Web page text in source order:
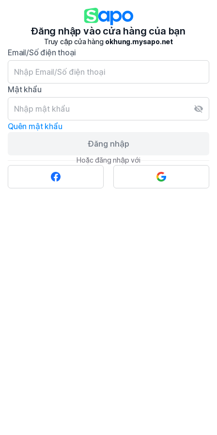
Đăng nhập vào cửa hàng của bạn
Truy cập cửa hàng okhung.mysapo.net
Email/Số điện thoại
Mật khẩu
Quên mật khẩu
Đăng nhập
Hoặc đăng nhập với